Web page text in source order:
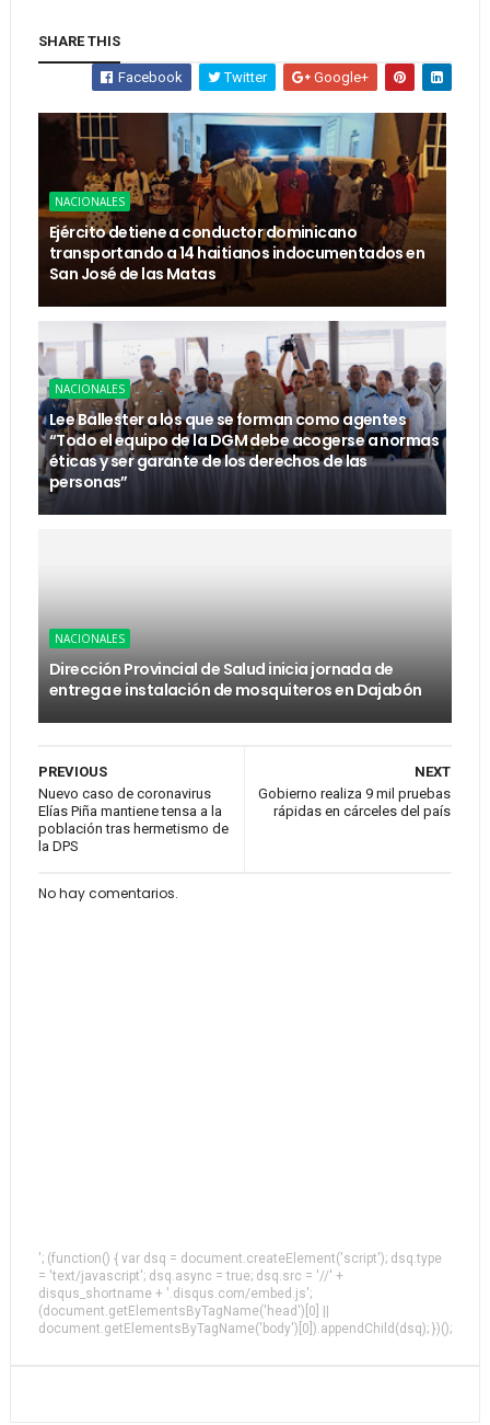
SHARE THIS
Facebook Twitter Google+
NACIONALES
Ejército detiene a conductor dominicano
transportando a 14 haitianos indocumentados en
San José de las Matas
NACIONALES
Lee Ballester a los que se forman como agentes
“Todo el equipo de la DGM debe acogerse a normas
éticas y ser garante de los derechos de las
personas”
NACIONALES
Dirección Provincial de Salud inicia jornada de
entrega e instalación de mosquiteros en Dajabón
NEXT
Gobierno realiza 9 mil pruebas
rápidas en cárceles del país
PREVIOUS
Nuevo caso de coronavirus
Elías Piña mantiene tensa a la
población tras hermetismo de
la DPS
No hay comentarios.
'; (function() { var dsq = document.createElement('script'); dsq.type
= 'text/javascript'; dsq.async = true; dsq.src = '//' +
disqus_shortname + '.disqus.com/embed.js';
(document.getElementsByTagName('head')[0] ||
document.getElementsByTagName('body')[0]).appendChild(dsq); })();